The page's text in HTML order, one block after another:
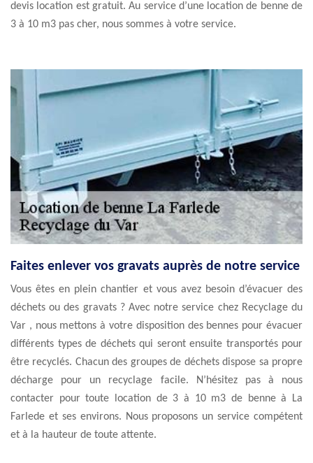
devis location est gratuit. Au service d’une location de benne de
3 à 10 m3 pas cher, nous sommes à votre service.
Faites enlever vos gravats auprès de notre service
Vous êtes en plein chantier et vous avez besoin d’évacuer des
déchets ou des gravats ? Avec notre service chez Recyclage du
Var , nous mettons à votre disposition des bennes pour évacuer
différents types de déchets qui seront ensuite transportés pour
être recyclés. Chacun des groupes de déchets dispose sa propre
décharge pour un recyclage facile. N’hésitez pas à nous
contacter pour toute location de 3 à 10 m3 de benne à La
Farlede et ses environs. Nous proposons un service compétent
et à la hauteur de toute attente.